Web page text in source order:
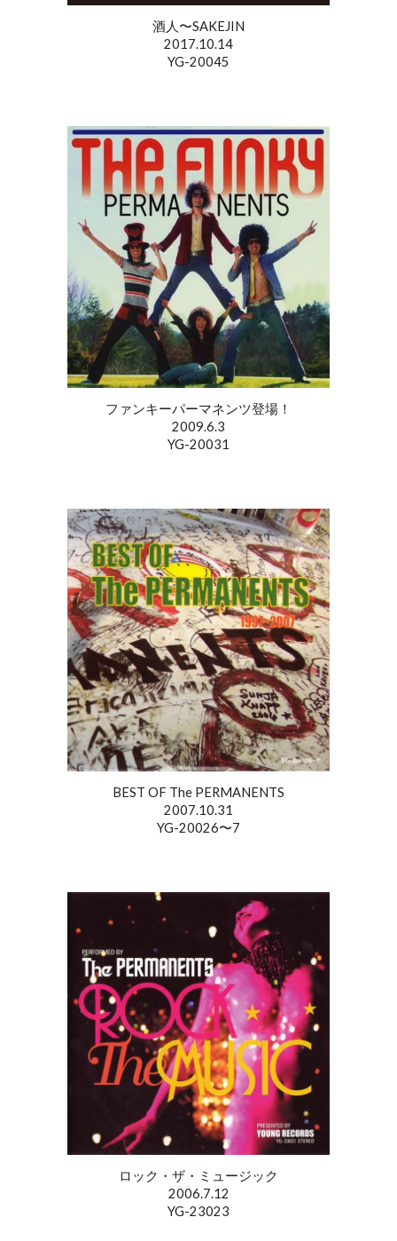
酒人〜SAKEJIN
2017.10.14
YG-20045
ファンキーパーマネンツ登場！
2009.6.3
YG-20031
BEST OF The PERMANENTS
2007.10.31
YG-20026〜7
ロック・ザ・ミュージック
2006.7.12
YG-23023